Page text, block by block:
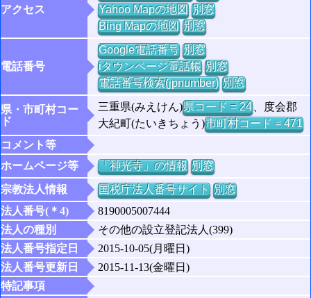
アクセス
Yahoo Mapの地図 別窓
Bing Mapの地図 別窓
電話番号
Google電話番号 別窓
iタウンページ電話帳 別窓
電話番号検索(jpnumber) 別窓
県・市町村コー
ド
三重県(みえけん)県コード = 24、度会郡
大紀町(たいきちょう)市町村コード = 471
コメント等
ホームページ等
「神光寺」の情報 別窓
宗教法人情報
国税庁法人番号サイト 別窓
法人番号(＊4)
8190005007444
法人の種別
その他の設立登記法人(399)
法人番号指定日
2015-10-05(月曜日)
法人番号更新日
2015-11-13(金曜日)
特記事項